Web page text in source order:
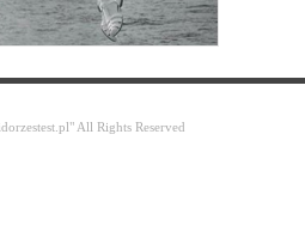
All Rights Reserved